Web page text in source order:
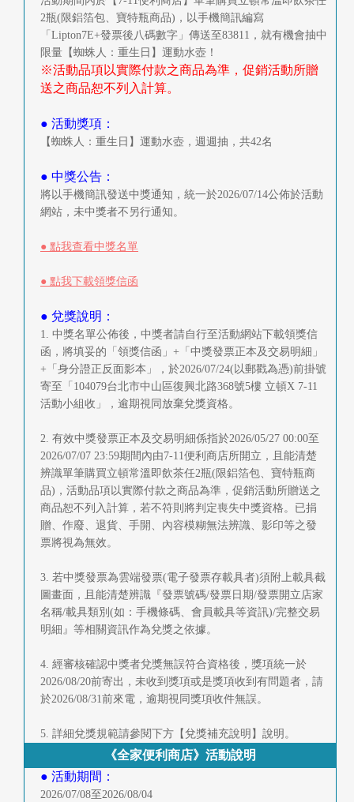
2瓶(限鋁箔包、寶特瓶商品)，以手機簡訊編寫
「Lipton7E+發票後八碼數字」傳送至83811，就有機會抽中
限量【蜘蛛人：重生日】運動水壺！
※活動品項以實際付款之商品為準，促銷活動所贈
送之商品恕不列入計算。
● 活動獎項：
【蜘蛛人：重生日】運動水壺，週週抽，共42名
● 中獎公告：
將以手機簡訊發送中獎通知，統一於2026/07/14公佈於活動
網站，未中獎者不另行通知。
● 點我查看中獎名單
● 點我下載領獎信函
● 兌獎說明：
1. 中獎名單公佈後，中獎者請自行至活動網站下載領獎信
函，將填妥的「領獎信函」+「中獎發票正本及交易明細」
+「身分證正反面影本」，於2026/07/24(以郵戳為憑)前掛號
寄至「104079台北市中山區復興北路368號5樓 立頓X 7-11
活動小組收」，逾期視同放棄兌獎資格。
2. 有效中獎發票正本及交易明細係指於2026/05/27 00:00至
2026/07/07 23:59期間內由7-11便利商店所開立，且能清楚
辨識單筆購買立頓常溫即飲茶任2瓶(限鋁箔包、寶特瓶商
品)，活動品項以實際付款之商品為準，促銷活動所贈送之
商品恕不列入計算，若不符則將判定喪失中獎資格。已捐
贈、作廢、退貨、手開、內容模糊無法辨識、影印等之發
票將視為無效。
3. 若中獎發票為雲端發票(電子發票存載具者)須附上載具截
圖畫面，且能清楚辨識『發票號碼/發票日期/發票開立店家
名稱/載具類別(如：手機條碼、會員載具等資訊)/完整交易
明細』等相關資訊作為兌獎之依據。
4. 經審核確認中獎者兌獎無誤符合資格後，獎項統一於
2026/08/20前寄出，未收到獎項或是獎項收到有問題者，請
於2026/08/31前來電，逾期視同獎項收件無誤。
5. 詳細兌獎規範請參閱下方【兌獎補充說明】說明。
《全家便利商店》活動說明
● 活動期間：
2026/07/08至2026/08/04